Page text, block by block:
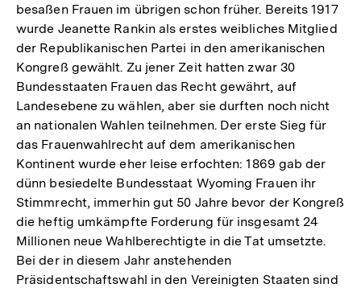
besaßen Frauen im übrigen schon früher. Bereits 1917
wurde Jeanette Rankin als erstes weibliches Mitglied
der Republikanischen Partei in den amerikanischen
Kongreß gewählt. Zu jener Zeit hatten zwar 30
Bundesstaaten Frauen das Recht gewährt, auf
Landesebene zu wählen, aber sie durften noch nicht
an nationalen Wahlen teilnehmen. Der erste Sieg für
das Frauenwahlrecht auf dem amerikanischen
Kontinent wurde eher leise erfochten: 1869 gab der
dünn besiedelte Bundesstaat Wyoming Frauen ihr
Stimmrecht, immerhin gut 50 Jahre bevor der Kongreß
die heftig umkämpfte Forderung für insgesamt 24
Millionen neue Wahlberechtigte in die Tat umsetzte.
Bei der in diesem Jahr anstehenden
Präsidentschaftswahl in den Vereinigten Staaten sind